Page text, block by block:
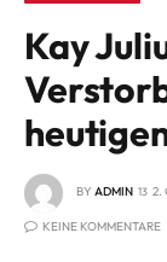
Kay
BY ADMIN 2.
KEINE KOMMENTARE